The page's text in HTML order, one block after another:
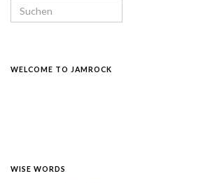
Search for:
WELCOME TO JAMROCK
WISE WORDS